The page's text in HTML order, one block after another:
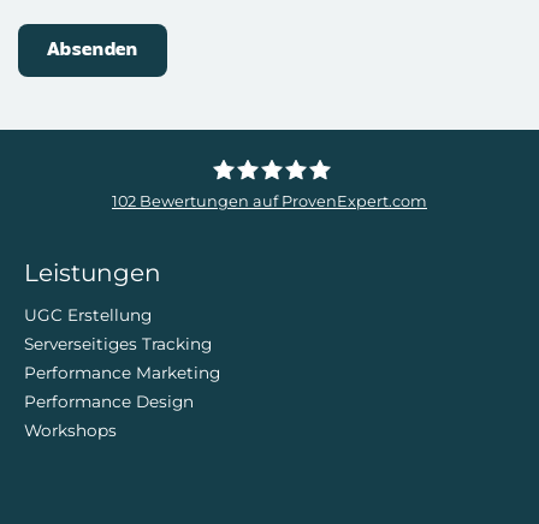
102 Bewertungen auf ProvenExpert.com
Leistungen
UGC Erstellung
Serverseitiges Tracking
Performance Marketing
Performance Design
Workshops